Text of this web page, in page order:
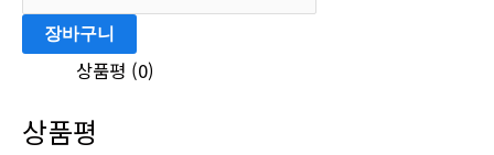
장바구니
상품평 (0)
상품평